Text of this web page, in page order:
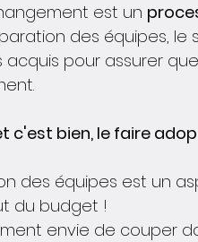
est un
des équipes, le
acquis pour assurer
c'est bien, le faire
des équipes est un
du budget !
envie de couper